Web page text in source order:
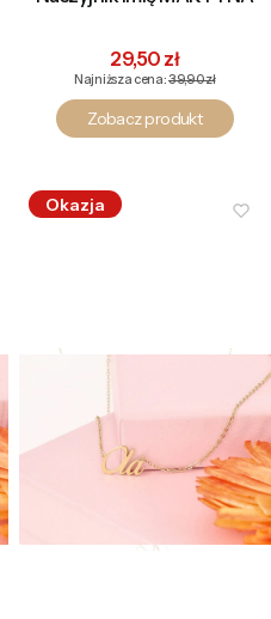
Cena promocyjna
29,50 zł
Najniższa cena:39,90 zł
Zobacz produkt
Okazja